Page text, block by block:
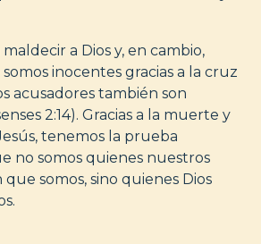
a Dios y, en cambio,
inocentes gracias a la cruz
acusadores también son
2:14). Gracias a la muerte y
tenemos la prueba
no somos quienes nuestros
somos, sino quienes Dios